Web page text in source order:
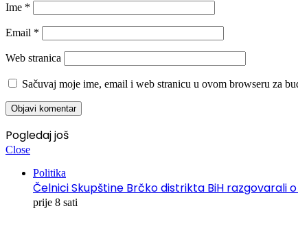
Ime *
Email *
Web stranica
Sačuvaj moje ime, email i web stranicu u ovom browseru za
Pogledaj još
Close
Politika
Čelnici Skupštine Brčko distrikta BiH
prije 8 sati